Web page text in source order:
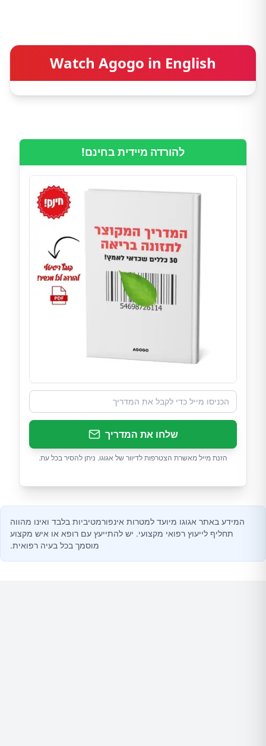
Watch Agogo in English
להורדה מיידית בחינם!
שלחו את המדריך
הזנת מייל מאשרת הצטרפות לדיוור של אגוגו. ניתן להסיר בכל עת.
המידע באתר אגוגו מיועד למטרות אינפורמטיביות בלבד ואינו מהווה
תחליף לייעוץ רפואי מקצועי. יש להתייעץ עם רופא או איש מקצוע
מוסמך בכל בעיה רפואית.